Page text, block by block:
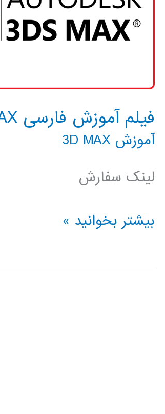
فیلم آموزش فارسی 3Ds MAX
آموزش 3D MAX
لینک سفارش
فیلم
فارسی
بیشتر بخوانید »